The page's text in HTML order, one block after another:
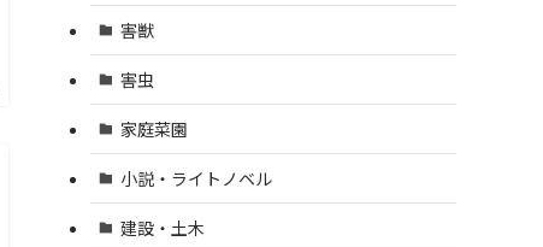
害獣
害虫
家庭菜園
小説・ライトノベル
建設・土木